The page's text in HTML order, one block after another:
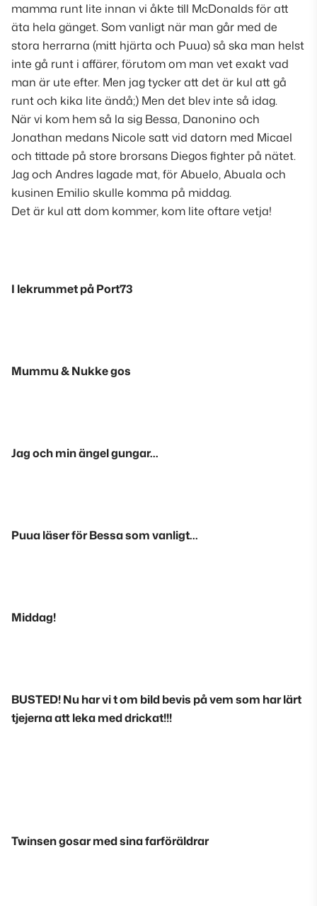
mamma runt lite innan vi åkte till McDonalds för att
äta hela gänget. Som vanligt när man går med de
stora herrarna (mitt hjärta och Puua) så ska man helst
inte gå runt i affärer, förutom om man vet exakt vad
man är ute efter. Men jag tycker att det är kul att gå
runt och kika lite ändå;) Men det blev inte så idag.
När vi kom hem så la sig Bessa, Danonino och
Jonathan medans Nicole satt vid datorn med Micael
och tittade på store brorsans Diegos fighter på nätet.
Jag och Andres lagade mat, för Abuelo, Abuala och
kusinen Emilio skulle komma på middag.
Det är kul att dom kommer, kom lite oftare vetja!
I lekrummet på Port73
Mummu & Nukke gos
Jag och min ängel gungar…
Puua läser för Bessa som vanligt…
Middag!
BUSTED! Nu har vi t om bild bevis på vem som har lärt
tjejerna att leka med drickat!!!
Twinsen gosar med sina farföräldrar